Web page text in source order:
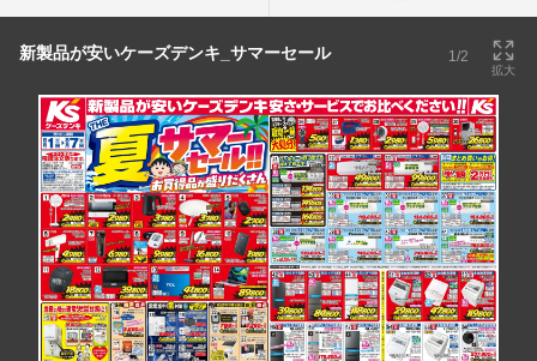
新製品が安いケーズデンキ_サマーセール 1/2
拡大